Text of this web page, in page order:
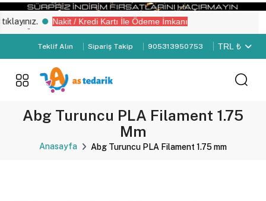
“Üye Girişi" yapın.
Nakit / Kredi Kartı İle Ödeme İmkanı
Teklif Alın Sipariş Takip 905313950753 TRL ₺
Abg Turuncu PLA Filament 1.75
Mm
Anasayfa Abg Turuncu PLA Filament 1.75 mm